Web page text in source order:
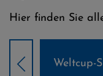
Hier finden Sie
Weltcup-